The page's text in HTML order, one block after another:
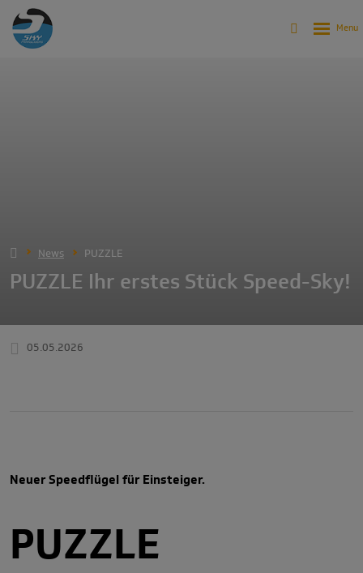
News PUZZLE
PUZZLE Ihr erstes Stück Speed-Sky!
05.05.2026
Neuer Speedflügel für Einsteiger.
PUZZLE